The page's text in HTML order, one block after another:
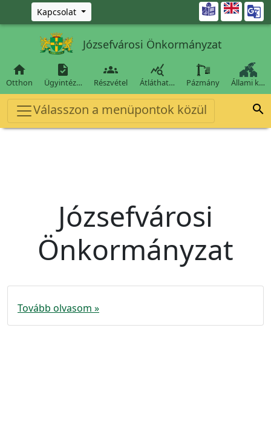
Ugrás a fő tartalomra
Kapcsolat 
Józsefvárosi Önkormányzat

Otthon

Ügyintéz…

Részvétel

Átláthat… Pázmány Állami k…
Válasszon a menüpontok közül 
Józsefvárosi
Önkormányzat
Tovább olvasom »